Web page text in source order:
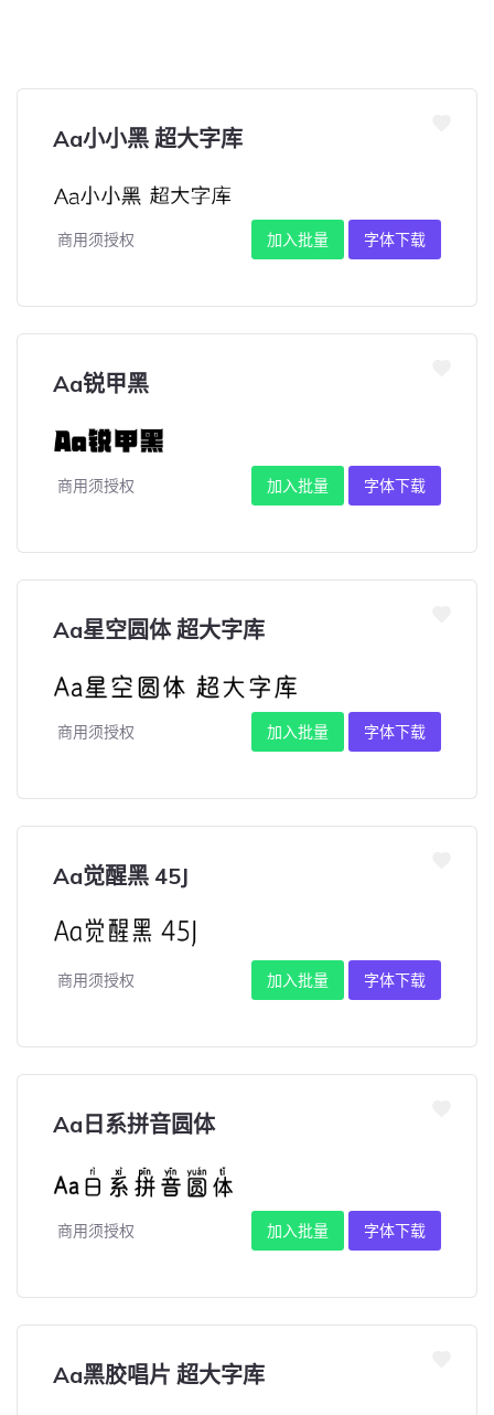
Aa小小黑 超大字库
商用须授权 加入批量 字体下载
Aa锐甲黑
商用须授权 加入批量 字体下载
Aa星空圆体 超大字库
商用须授权 加入批量 字体下载
Aa觉醒黑 45J
商用须授权 加入批量 字体下载
Aa日系拼音圆体
商用须授权 加入批量 字体下载
Aa黑胶唱片 超大字库